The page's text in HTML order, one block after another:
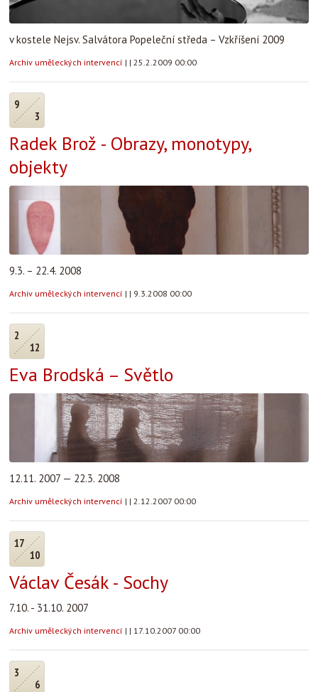
v kostele Nejsv. Salvátora Popeleční středa – Vzkříšení 2009
Archiv uměleckých intervencí | | 25.2.2009 00:00
9
3
Radek Brož - Obrazy, monotypy,
objekty
9.3. – 22.4. 2008
Archiv uměleckých intervencí | | 9.3.2008 00:00
2
12
Eva Brodská – Světlo
12.11. 2007 — 22.3. 2008
Archiv uměleckých intervencí | | 2.12.2007 00:00
17
10
Václav Česák - Sochy
7.10. - 31.10. 2007
Archiv uměleckých intervencí | | 17.10.2007 00:00
3
6